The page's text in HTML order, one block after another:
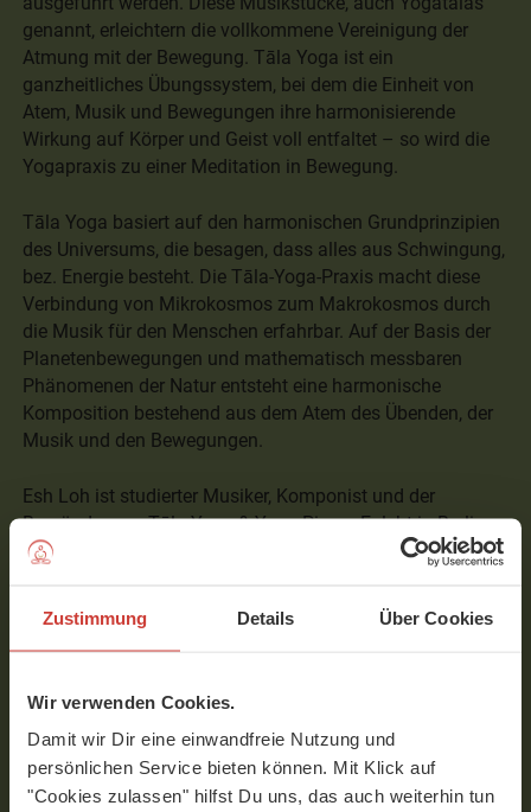
Zustimmung Details Über Cookies
Wir verwenden Cookies.
Damit wir Dir eine einwandfreie Nutzung und
persönlichen Service bieten können. Mit Klick auf
"Cookies zulassen" hilfst Du uns, das auch weiterhin tun
genannt, erleichtern die vollkommene Vereinigung der
Atmung mit der Bewegung. Tāla Yoga ist ein
ganzheitliches Übungssystem, bei dem die Einheit von
Atem, Musik und Bewegungen ihre harmonisierende
Wirkung auf Körper und Geist voll entfaltet – so wird die
Yogapraxis zu einer Meditation in Bewegung.
Tāla Yoga basiert auf den harmonischen Grundprinzipien
des Universums, die besagen, dass alles aus Schwingung,
bez. Energie besteht. Die Tāla-Yoga-Praxis macht diese
Verbindung von Mikrokosmos zum Makrokosmos durch
die Musik für den Menschen erfahrbar. Auf der Basis der
Planetenbewegungen und mathematisch messbaren
Phänomenen der Natur entsteht eine harmonische
Komposition bestehend aus dem Atem des Übenden, der
Musik und den Bewegungen.
Esh Loh ist studierter Musiker, Komponist und der
Begründer von Tāla Yoga & Yoga Piano. Er lebt in Berlin
und unterrichtet europaweit Yoga Workshops, Retreats,
Interview mit Esh Loh